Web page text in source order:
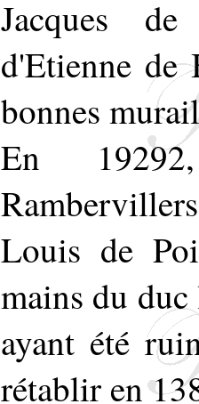
il est
Jacques
d'Etienne
bonnes
En
Louis de
mains du duc
ayant été
rétablir en